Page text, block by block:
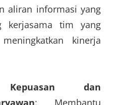
aliran informasi yang
kerjasama tim yang
kinerja
Kepuasan dan